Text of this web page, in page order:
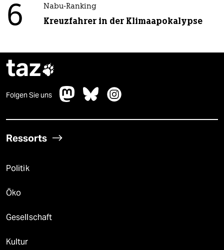
6 Nabu-Ranking
Kreuzfahrer in der Klimaapokalypse
taz
Folgen Sie uns
Ressorts
Politik
Öko
Gesellschaft
Kultur